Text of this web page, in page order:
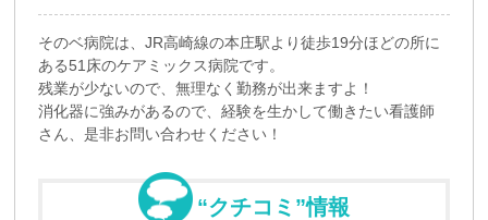
そのベ病院は、JR高崎線の本庄駅より徒歩19分ほどの所に
ある51床のケアミックス病院です。
残業が少ないので、無理なく勤務が出来ますよ！
消化器に強みがあるので、経験を生かして働きたい看護師
さん、是非お問い合わせください！
“クチコミ”情報